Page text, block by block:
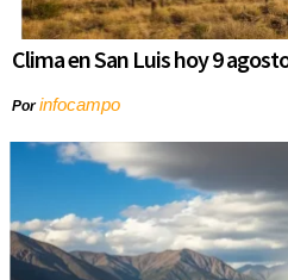
Clima en San Luis hoy 9
Porinfocampo